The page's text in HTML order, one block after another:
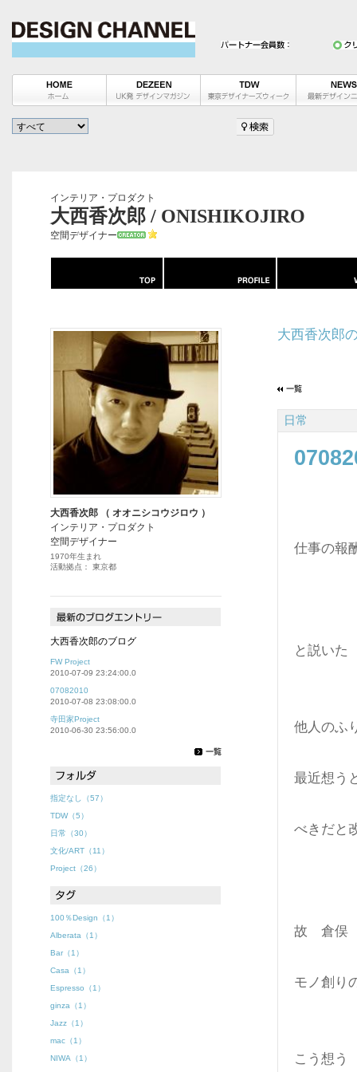
インテリア・プロダクト
大西香次郎 / ONISHIKOJIRO
空間デザイナー
大西香次郎
日常
仕事の報
と説いた
他人のふ
最近想う
べきだと
故 倉俣
モノ創り
こう
大西香次郎 （ オオニシコウジロウ ）
インテリア・プロダクト
空間デザイナー
1970年生まれ
活動拠点： 東京都
大西香次郎のブログ
FW Project
2010-07-09 23:24:00.0
07082010
2010-07-08 23:08:00.0
寺田家Project
2010-06-30 23:56:00.0
指定なし（57）
TDW（5）
日常（30）
文化/ART（11）
Project（26）
100％Design（1）
Alberata（1）
Bar（1）
Casa（1）
Espresso（1）
ginza（1）
Jazz（1）
mac（1）
NIWA（1）